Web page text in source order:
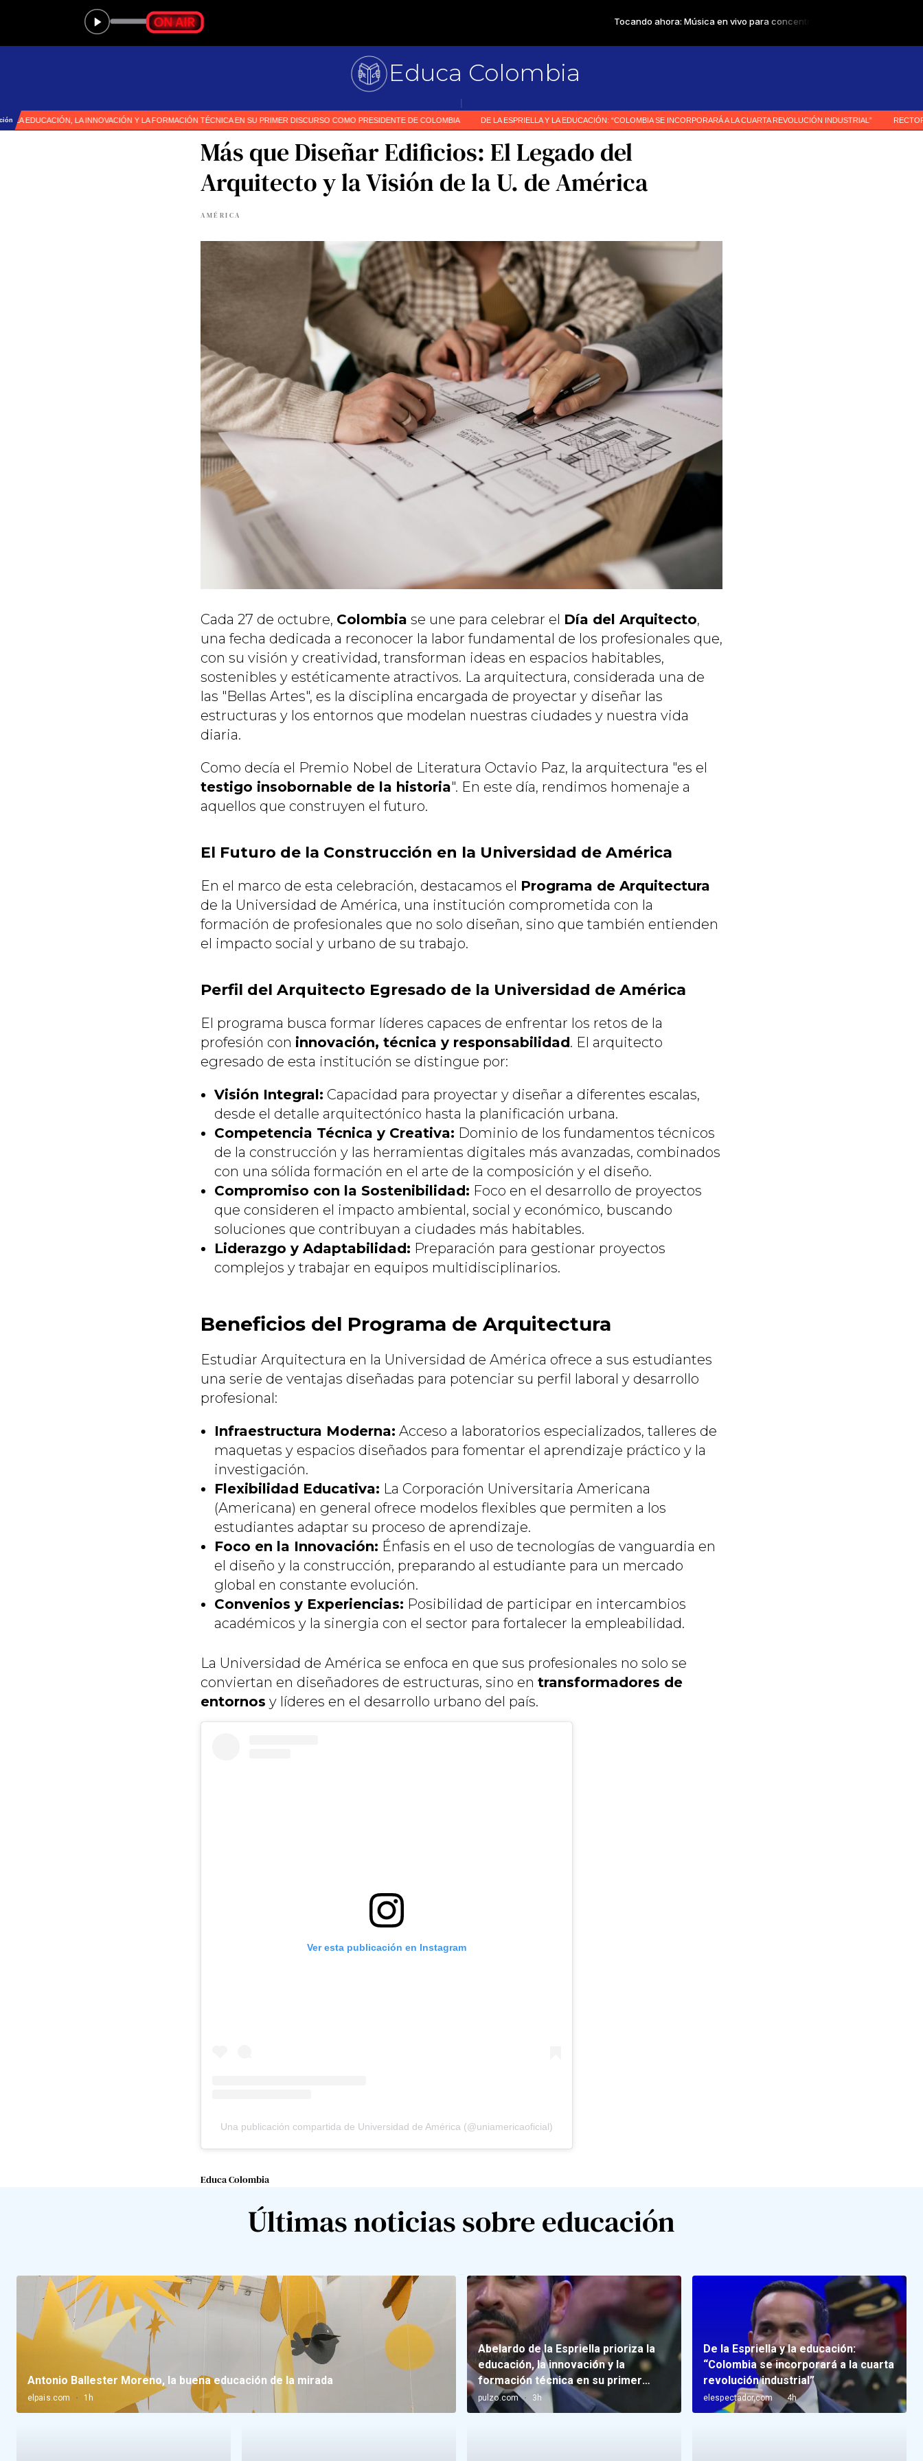
Educa Colombia
Más que Diseñar Edificios: El Legado del
Arquitecto y la Visión de la U. de América
AMÉRICA
Cada 27 de octubre, Colombia se une para celebrar el Día del Arquitecto,
una fecha dedicada a reconocer la labor fundamental de los profesionales que,
con su visión y creatividad, transforman ideas en espacios habitables,
sostenibles y estéticamente atractivos. La arquitectura, considerada una de
las "Bellas Artes", es la disciplina encargada de proyectar y diseñar las
estructuras y los entornos que modelan nuestras ciudades y nuestra vida
diaria.
Como decía el Premio Nobel de Literatura Octavio Paz, la arquitectura "es el
testigo insobornable de la historia". En este día, rendimos homenaje a
aquellos que construyen el futuro.
El Futuro de la Construcción en la Universidad de América
En el marco de esta celebración, destacamos el Programa de Arquitectura
de la Universidad de América, una institución comprometida con la
formación de profesionales que no solo diseñan, sino que también entienden
el impacto social y urbano de su trabajo.
Perfil del Arquitecto Egresado de la Universidad de América
El programa busca formar líderes capaces de enfrentar los retos de la
profesión con innovación, técnica y responsabilidad. El arquitecto
egresado de esta institución se distingue por:
Visión Integral: Capacidad para proyectar y diseñar a diferentes escalas,
desde el detalle arquitectónico hasta la planificación urbana.
Competencia Técnica y Creativa: Dominio de los fundamentos técnicos
de la construcción y las herramientas digitales más avanzadas, combinados
con una sólida formación en el arte de la composición y el diseño.
Compromiso con la Sostenibilidad: Foco en el desarrollo de proyectos
que consideren el impacto ambiental, social y económico, buscando
soluciones que contribuyan a ciudades más habitables.
Liderazgo y Adaptabilidad: Preparación para gestionar proyectos
complejos y trabajar en equipos multidisciplinarios.
Beneficios del Programa de Arquitectura
Estudiar Arquitectura en la Universidad de América ofrece a sus estudiantes
una serie de ventajas diseñadas para potenciar su perfil laboral y desarrollo
profesional:
Infraestructura Moderna: Acceso a laboratorios especializados, talleres de
maquetas y espacios diseñados para fomentar el aprendizaje práctico y la
investigación.
Flexibilidad Educativa: La Corporación Universitaria Americana
(Americana) en general ofrece modelos flexibles que permiten a los
estudiantes adaptar su proceso de aprendizaje.
Foco en la Innovación: Énfasis en el uso de tecnologías de vanguardia en
el diseño y la construcción, preparando al estudiante para un mercado
global en constante evolución.
Convenios y Experiencias: Posibilidad de participar en intercambios
académicos y la sinergia con el sector para fortalecer la empleabilidad.
La Universidad de América se enfoca en que sus profesionales no solo se
conviertan en diseñadores de estructuras, sino en transformadores de
entornos y líderes en el desarrollo urbano del país.
Ver esta publicación en Instagram
Una publicación compartida de Universidad de América (@uniamericaoficial)
Educa Colombia
Últimas noticias sobre educación